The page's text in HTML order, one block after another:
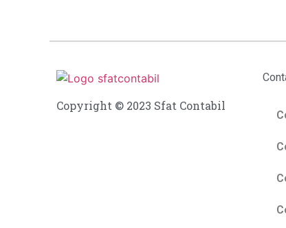
Copyright © 2023 Sfat Contabil